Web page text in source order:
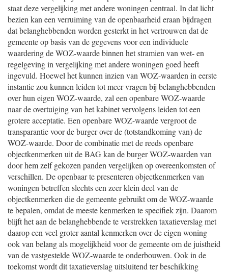
staat deze vergelijking met andere woningen centraal. In dat licht
bezien kan een verruiming van de openbaarheid eraan bijdragen
dat belanghebbenden worden gesterkt in het vertrouwen dat de
gemeente op basis van de gegevens voor een individuele
waardering de WOZ-waarde binnen het stramien van wet- en
regelgeving in vergelijking met andere woningen goed heeft
ingevuld. Hoewel het kunnen inzien van WOZ-waarden in eerste
instantie zou kunnen leiden tot meer vragen bij belanghebbenden
over hun eigen WOZ-waarde, zal een openbare WOZ-waarde
naar de overtuiging van het kabinet vervolgens leiden tot een
grotere acceptatie. Een openbare WOZ-waarde vergroot de
transparantie voor de burger over de (totstandkoming van) de
WOZ-waarde. Door de combinatie met de reeds openbare
objectkenmerken uit de BAG kan de burger WOZ-waarden van
door hem zelf gekozen panden vergelijken op overeenkomsten of
verschillen. De openbaar te presenteren objectkenmerken van
woningen betreffen slechts een zeer klein deel van de
objectkenmerken die de gemeente gebruikt om de WOZ-waarde
te bepalen, omdat de meeste kenmerken te specifiek zijn. Daarom
blijft het aan de belanghebbende te verstrekken taxatieverslag met
daarop een veel groter aantal kenmerken over de eigen woning
ook van belang als mogelijkheid voor de gemeente om de juistheid
van de vastgestelde WOZ-waarde te onderbouwen. Ook in de
toekomst wordt dit taxatieverslag uitsluitend ter beschikking